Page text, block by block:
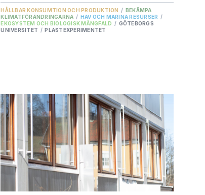
HÅLLBAR KONSUMTION OCH PRODUKTION / BEKÄMPA
KLIMATFÖRÄNDRINGARNA / HAV OCH MARINA RESURSER /
EKOSYSTEM OCH BIOLOGISK MÅNGFALD / GÖTEBORGS
UNIVERSITET / PLASTEXPERIMENTET